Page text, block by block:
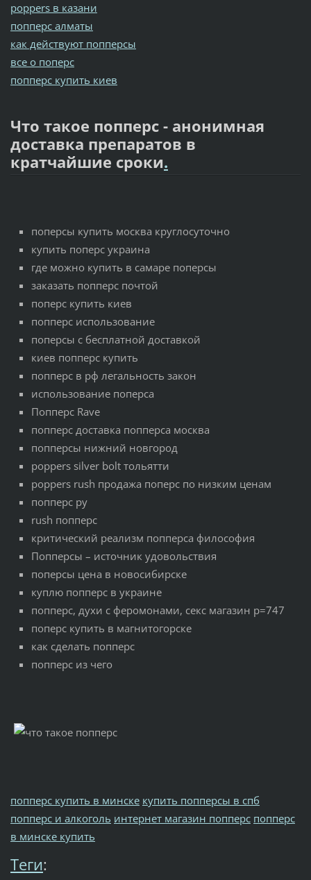
poppers в казани
попперс алматы
как действуют попперсы
все о поперс
попперс купить киев
Что такое попперс - анонимная
доставка препаратов в
кратчайшие сроки.
поперсы купить москва круглосуточно
купить поперс украина
где можно купить в самаре поперсы
заказать попперс почтой
поперс купить киев
попперс использование
поперсы с бесплатной доставкой
киев попперс купить
попперс в рф легальность закон
использование поперса
Попперс Rave
попперс доставка попперса москва
попперсы нижний новгород
poppers silver bolt тольятти
poppers rush продажа поперс по низким ценам
попперс ру
rush попперс
критический реализм попперса философия
Попперсы – источник удовольствия
поперсы цена в новосибирске
куплю попперс в украине
попперс, духи с феромонами, секс магазин p=747
поперс купить в магнитогорске
как сделать попперс
попперс из чего
попперс купить в минске купить попперсы в спб
попперс и алкоголь интернет магазин попперс попперс
в минске купить
Теги: